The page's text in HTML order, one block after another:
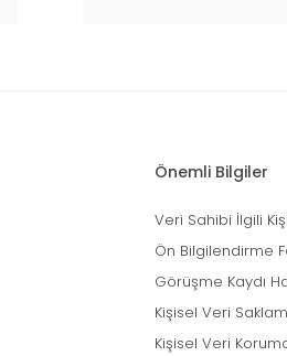
Önemli Bilgiler
Veri Sahibi İlgili
Ön Bilgilendirme
Görüşme Kaydı
Kişisel Veri
Kişisel Veri